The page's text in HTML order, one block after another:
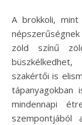
A brokkoli, mint zöldség, az utóbbi évtizedekben óriási
zöld színű
szakértői is
mindennapi
szempontjából